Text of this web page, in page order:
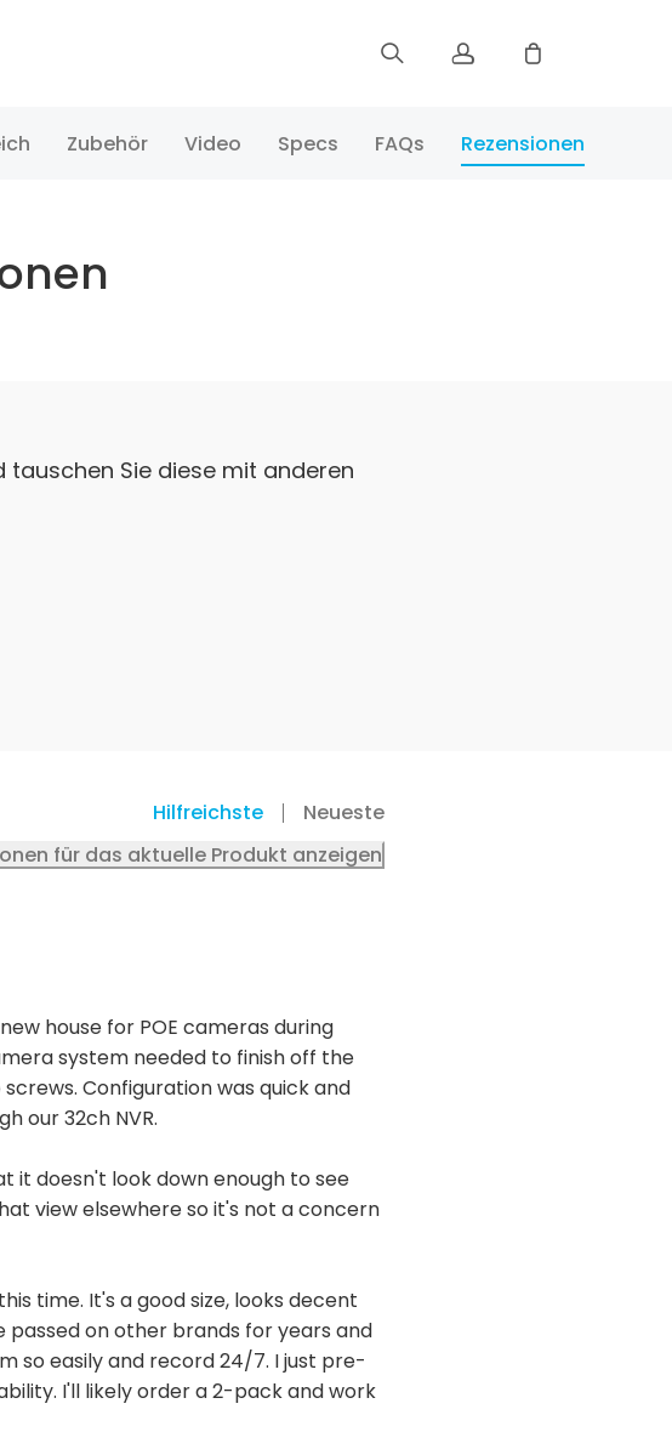
Registrieren
Zubehör Video Specs FAQs Rezensionen
tauschen Sie diese mit anderen
Hilfreichste
Neueste
für das aktuelle Produkt anzeigen
house for POE cameras during
system needed to finish off the
Configuration was quick and
our 32ch NVR.
it doesn't look down enough to see
view elsewhere so it's not a concern
time. It's a good size, looks decent
on other brands for years and
so easily and record 24/7. I just pre-
I'll likely order a 2-pack and work